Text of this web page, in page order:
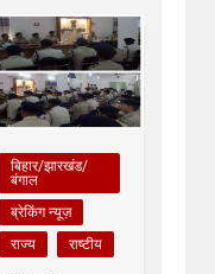
बिहार/झारखंड/
बंगाल
ब्रेकिंग न्यूज़
राज्य
राष्टीय